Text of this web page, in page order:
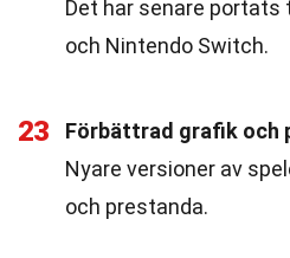
Det har senare portats
och Nintendo Switch.
23
Förbättrad grafik och
Nyare versioner av
och prestanda.